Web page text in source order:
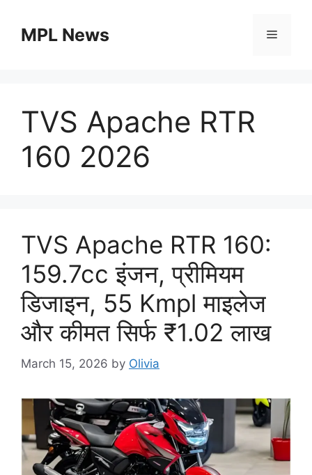
contentMPL News Menu
TVS Apache RTR
160 2026
TVS Apache RTR 160:
159.7cc इंजन, प्रीमियम
डिजाइन, 55 Kmpl माइलेज
और कीमत सिर्फ ₹1.02 लाख
March 15, 2026 by Olivia